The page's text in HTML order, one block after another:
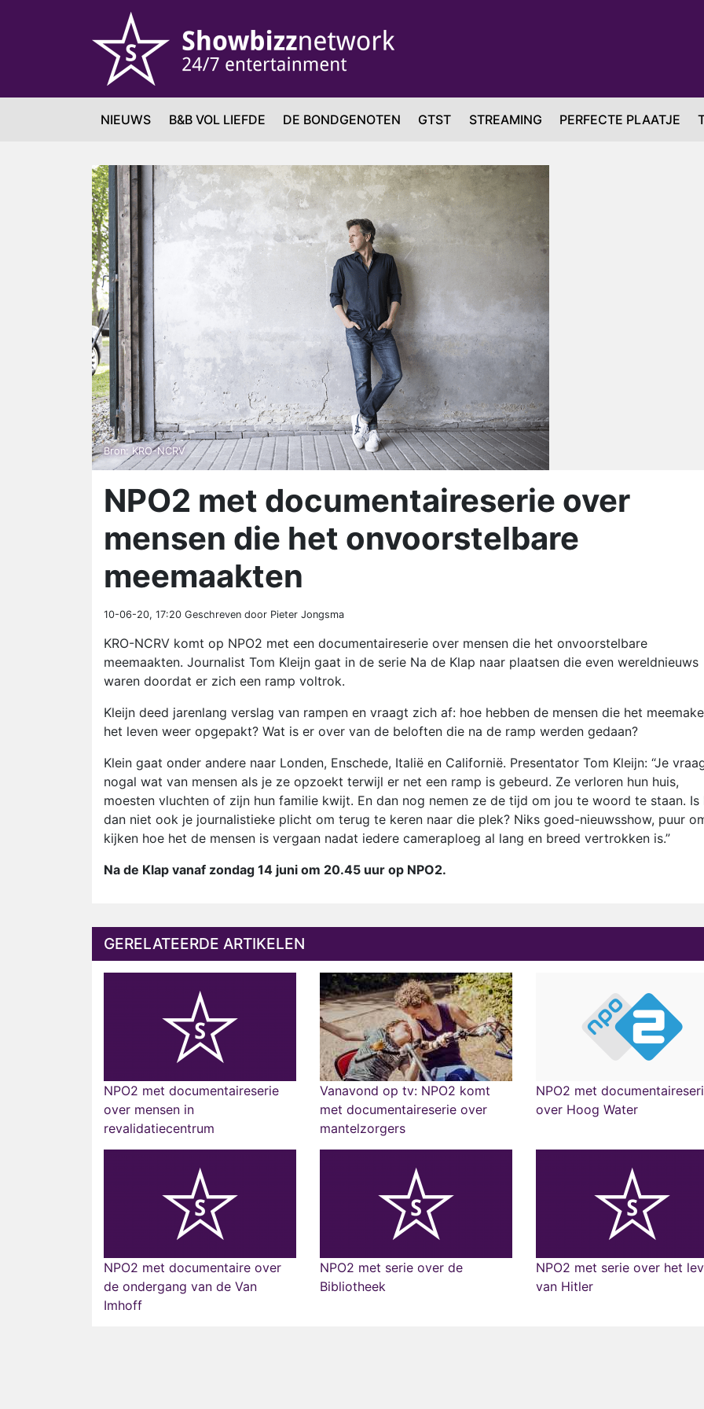
NIEUWS B&B VOL LIEFDE DE BONDGENOTEN GTST STREAMING PERFECTE PLAATJE
Bron: KRO-NCRV
NPO2 met documentaireserie over
mensen die het onvoorstelbare
meemaakten
10-06-20, 17:20 Geschreven door Pieter Jongsma
KRO-NCRV komt op NPO2 met een documentaireserie over mensen die het onvoorstelbare
meemaakten. Journalist Tom Kleijn gaat in de serie Na de Klap naar plaatsen die even wereldnieuws
waren doordat er zich een ramp voltrok.
Kleijn deed jarenlang verslag van rampen en vraagt zich af: hoe hebben de mensen die het
het leven weer opgepakt? Wat is er over van de beloften die na de ramp werden gedaan?
Klein gaat onder andere naar Londen, Enschede, Italië en Californië. Presentator Tom Kleijn: “Je
nogal wat van mensen als je ze opzoekt terwijl er net een ramp is gebeurd. Ze verloren hun huis,
moesten vluchten of zijn hun familie kwijt. En dan nog nemen ze de tijd om jou te woord te staan. Is
dan niet ook je journalistieke plicht om terug te keren naar die plek? Niks goed-nieuwsshow, puur
kijken hoe het de mensen is vergaan nadat iedere cameraploeg al lang en breed vertrokken is.”
Na de Klap vanaf zondag 14 juni om 20.45 uur op NPO2.
GERELATEERDE ARTIKELEN
NPO2 met documentaireserie
over mensen in
revalidatiecentrum
Vanavond op tv: NPO2 komt
met documentaireserie over
mantelzorgers
NPO2 met
over Hoog Water
NPO2 met documentaire over
de ondergang van de Van
Imhoff
NPO2 met serie over de
Bibliotheek
NPO2 met serie over het
van Hitler